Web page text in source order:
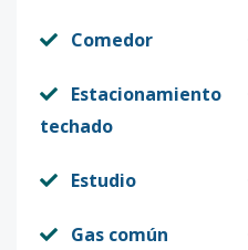
Comedor
Estacionamiento
techado
Estudio
Gas común